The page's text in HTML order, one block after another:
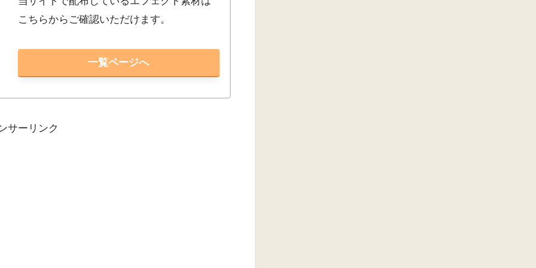
こちらからご確認いただけます。
一覧ページへ
サーリンク